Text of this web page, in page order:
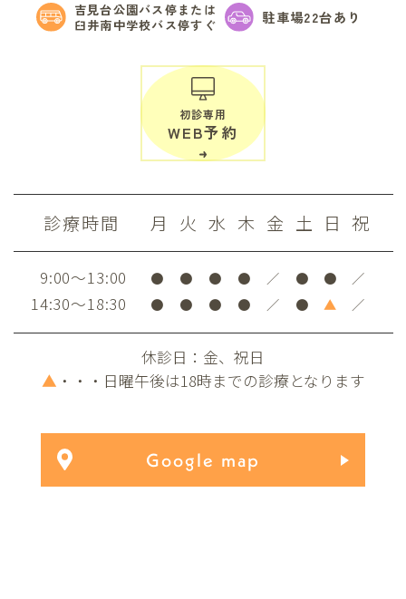
吉見台公園バス停または
臼井南中学校バス停すぐ
駐車場22台あり
初診専用
WEB予約
診療時間 月 火 水 木 金 土 日 祝
9:00～13:00 ● ● ● ● ／ ● ● ／
14:30～18:30 ● ● ● ● ／ ● ▲ ／
休診日：金、祝日
▲ ・・・日曜午後は18時までの診療となります
Google map